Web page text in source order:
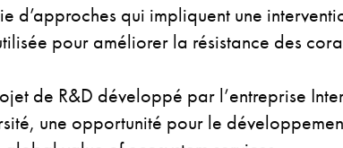
d’approches qui impliquent une
pour améliorer la résistance des
de R&D développé par l’entreprise
une opportunité pour le